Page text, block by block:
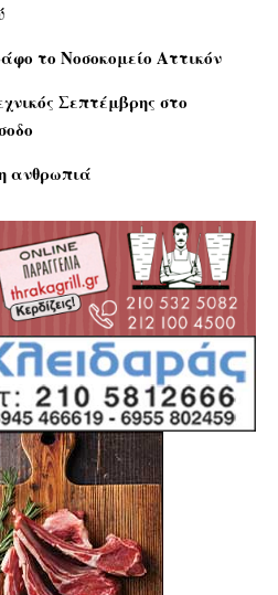
το Νοσοκομείο Αττικόν
Σεπτέμβρης στο
ανθρωπιά